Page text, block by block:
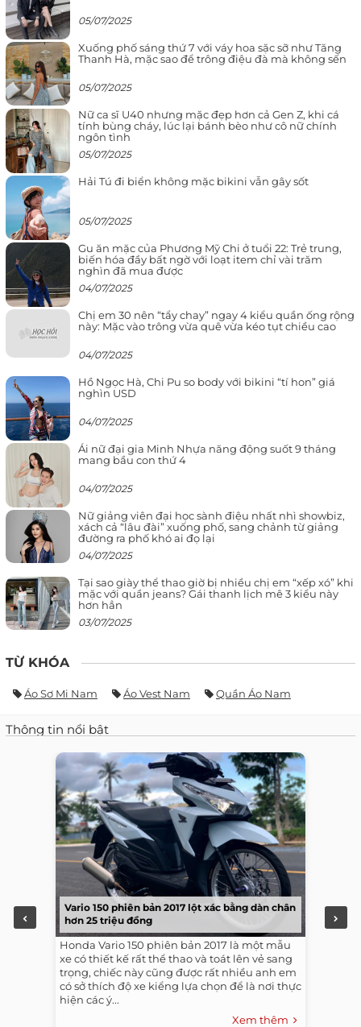
05/07/2025
Xuống phố sáng thứ 7 với váy hoa sặc sỡ như Tăng
Thanh Hà, mặc sao để trông điệu đà mà không sến
05/07/2025
Nữ ca sĩ U40 nhưng mặc đẹp hơn cả Gen Z, khi cá
tính bùng cháy, lúc lại bánh bèo như cô nữ chính
ngôn tình
05/07/2025
Hải Tú đi biển không mặc bikini vẫn gây sốt
05/07/2025
Gu ăn mặc của Phương Mỹ Chi ở tuổi 22: Trẻ trung,
biến hóa đầy bất ngờ với loạt item chỉ vài trăm
nghìn đã mua được
04/07/2025
Chị em 30 nên “tẩy chay” ngay 4 kiểu quần ống rộng
này: Mặc vào trông vừa quê vừa kéo tụt chiều cao
04/07/2025
Hồ Ngọc Hà, Chi Pu so body với bikini “tí hon” giá
nghìn USD
04/07/2025
Ái nữ đại gia Minh Nhựa năng động suốt 9 tháng
mang bầu con thứ 4
04/07/2025
Nữ giảng viên đại học sành điệu nhất nhì showbiz,
xách cả “lâu đài” xuống phố, sang chảnh từ giảng
đường ra phố khó ai đọ lại
04/07/2025
Tại sao giày thể thao giờ bị nhiều chị em “xếp xó” khi
mặc với quần jeans? Gái thanh lịch mê 3 kiểu này
hơn hẳn
03/07/2025
TỪ KHÓA
Áo Sơ Mi Nam Áo Vest Nam Quần Áo Nam
Thông tin nổi bật
Vario 150 phiên bản 2017 lột xác bằng dàn chân
hơn 25 triệu đồng
Honda Vario 150 phiên bản 2017 là một mẫu
xe có thiết kế rất thể thao và toát lên vẻ sang
trọng, chiếc này cũng được rất nhiều anh em
có sở thích độ xe kiểng lựa chọn để là nơi thực
hiện các ý...
Xem thêm